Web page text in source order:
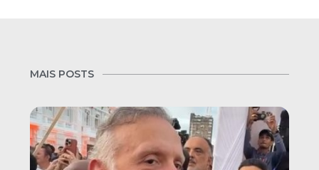
MAIS POSTS